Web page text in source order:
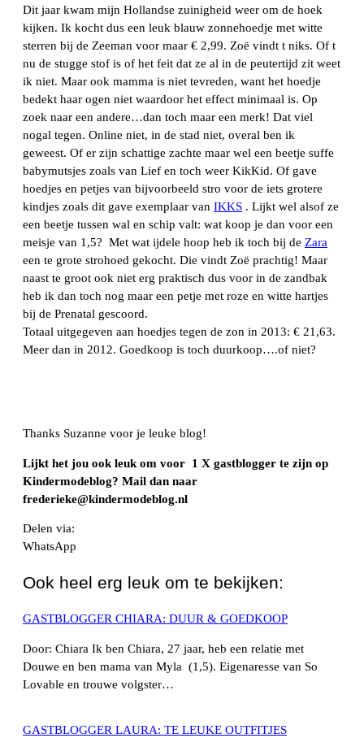
Dit jaar kwam mijn Hollandse zuinigheid weer om de hoek
kijken. Ik kocht dus een leuk blauw zonnehoedje met witte
sterren bij de Zeeman voor maar € 2,99. Zoë vindt t niks. Of t
nu de stugge stof is of het feit dat ze al in de peutertijd zit weet
ik niet. Maar ook mamma is niet tevreden, want het hoedje
bedekt haar ogen niet waardoor het effect minimaal is. Op
zoek naar een andere…dan toch maar een merk! Dat viel
nogal tegen. Online niet, in de stad niet, overal ben ik
geweest. Of er zijn schattige zachte maar wel een beetje suffe
babymutsjes zoals van Lief en toch weer KikKid. Of gave
hoedjes en petjes van bijvoorbeeld stro voor de iets grotere
kindjes zoals dit gave exemplaar van IKKS . Lijkt wel alsof ze
een beetje tussen wal en schip valt: wat koop je dan voor een
meisje van 1,5? Met wat ijdele hoop heb ik toch bij de Zara
een te grote strohoed gekocht. Die vindt Zoë prachtig! Maar
naast te groot ook niet erg praktisch dus voor in de zandbak
heb ik dan toch nog maar een petje met roze en witte hartjes
bij de Prenatal gescoord.
Totaal uitgegeven aan hoedjes tegen de zon in 2013: € 21,63.
Meer dan in 2012. Goedkoop is toch duurkoop….of niet?
Thanks Suzanne voor je leuke blog!
Lijkt het jou ook leuk om voor 1 X gastblogger te zijn op
Kindermodeblog? Mail dan naar
frederieke@kindermodeblog.nl
Delen via:
WhatsApp
Ook heel erg leuk om te bekijken:
GASTBLOGGER CHIARA: DUUR & GOEDKOOP
Door: Chiara Ik ben Chiara, 27 jaar, heb een relatie met
Douwe en ben mama van Myla (1,5). Eigenaresse van So
Lovable en trouwe volgster…
GASTBLOGGER LAURA: TE LEUKE OUTFITJES